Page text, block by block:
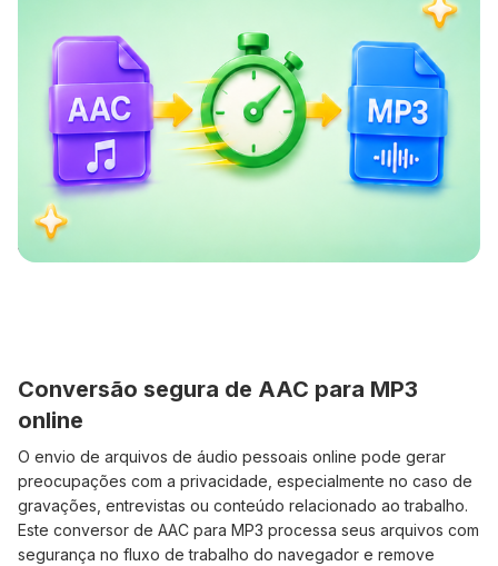
Conversão segura de AAC para MP3
online
O envio de arquivos de áudio pessoais online pode gerar
preocupações com a privacidade, especialmente no caso de
gravações, entrevistas ou conteúdo relacionado ao trabalho.
Este conversor de AAC para MP3 processa seus arquivos com
segurança no fluxo de trabalho do navegador e remove